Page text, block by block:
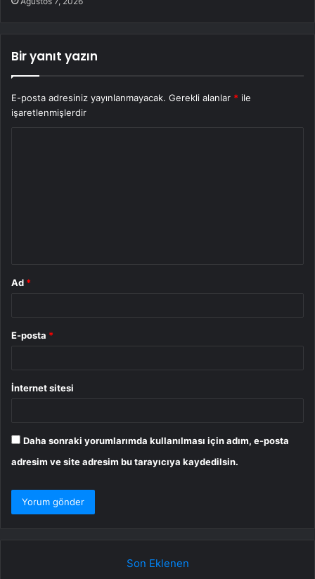
Bir yanıt yazın
E-posta adresiniz yayınlanmayacak. Gerekli alanlar * ile
işaretlenmişlerdir
Ad *
E-posta *
İnternet sitesi
Daha sonraki yorumlarımda kullanılması için adım, e-posta
adresim ve site adresim bu tarayıcıya kaydedilsin.
Son Eklenen